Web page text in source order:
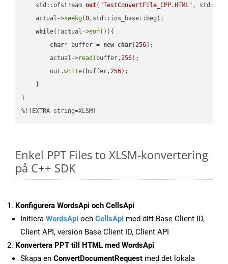
std::ofstream out( "TestConvertFile_CPP.HTML" ,
    actual->
seekg(0,std::ios_base::beg);
while(!actual->eof()){
char* buffer = new char [256 ];
        actual->
read (buffer,256);
        out.
write(buffer,256);
    }
}
%!(EXTRA string=XLSM)
Enkel PPT Files to XLSM-konvertering
på C++ SDK
Konfigurera WordsApi och CellsApi
Initiera WordsApi och CellsApi med ditt Base Client ID,
Client API, version Base Client ID, Client API
Konvertera PPT till HTML med WordsApi
Skapa en ConvertDocumentRequest med det lokala